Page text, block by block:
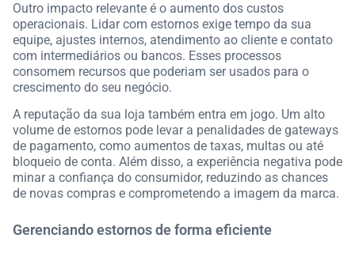
Outro impacto relevante é o aumento dos custos
operacionais. Lidar com estornos exige tempo da sua
equipe, ajustes internos, atendimento ao cliente e contato
com intermediários ou bancos. Esses processos
consomem recursos que poderiam ser usados para o
crescimento do seu negócio.
A reputação da sua loja também entra em jogo. Um alto
volume de estornos pode levar a penalidades de gateways
de pagamento, como aumentos de taxas, multas ou até
bloqueio de conta. Além disso, a experiência negativa pode
minar a confiança do consumidor, reduzindo as chances
de novas compras e comprometendo a imagem da marca.
Gerenciando estornos de forma eficiente